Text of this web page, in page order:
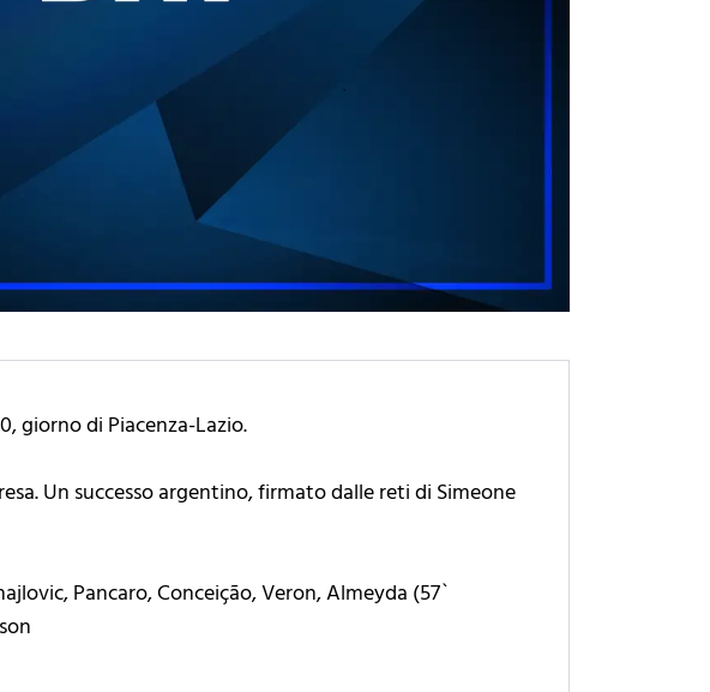
giorno di Piacenza-Lazio.
Un successo argentino, firmato dalle reti di Simeone
Pancaro, Conceição, Veron, Almeyda (57`